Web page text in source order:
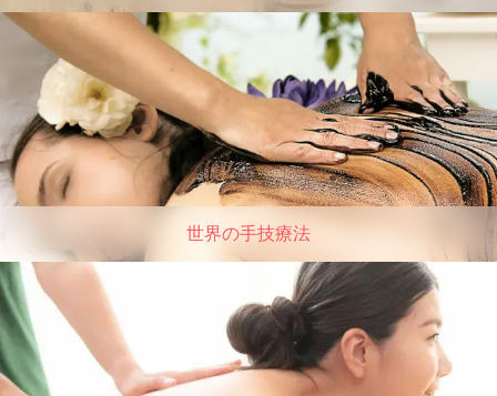
世界の手技療法